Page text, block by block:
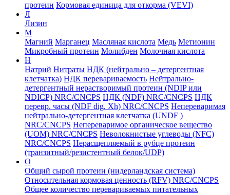
протеин Кормовая единица для откорма (VEVI)
Л
Лизин
М
Магний Марганец Масляная кислота Медь Метионин
Микробный протеин Молибден Молочная кислота
Н
Натрий Нитраты НДК (нейтрально – детергентная
клетчатка) НДК перевариваемость Нейтрально-
детергентный нерастворимый протеин (NDIP или
NDICP) NRC/CNCPS НДК (NDF) NRC/CNCPS НДК
перевр. часы (NDF dig. Xh) NRC/CNCPS Непереваримая
нейтрально-детергентная клетчатка (UNDF )
NRC/CNCPS Непереваримое органическое вещество
(UOM) NRC/CNCPS Неволокнистые углеводы (NFC)
NRC/CNCPS Нерасщепляемый в рубце протеин
(транзитный/резистентный белок/UDP)
О
Общий сырой протеин (нидерландская система)
Относительная кормовая ценность (RFV) NRC/CNCPS
Общее количество перевариваемых питательных